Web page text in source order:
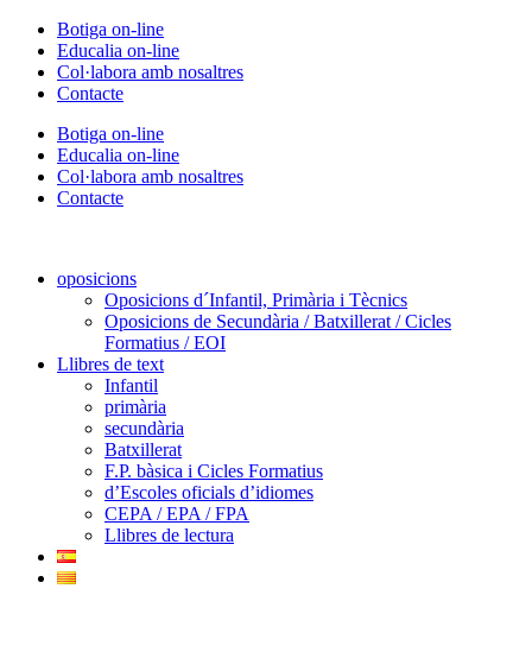
contingut
Botiga on-line
Educalia on-line
Col·labora amb nosaltres
Contacte
Botiga on-line
Educalia on-line
Col·labora amb nosaltres
Contacte
oposicions
Oposicions d´Infantil, Primària i Tècnics
Oposicions de Secundària / Batxillerat / Cicles
Formatius / EOI
Llibres de text
Infantil
primària
secundària
Batxillerat
F.P. bàsica i Cicles Formatius
d’Escoles oficials d’idiomes
CEPA / EPA / FPA
Llibres de lectura